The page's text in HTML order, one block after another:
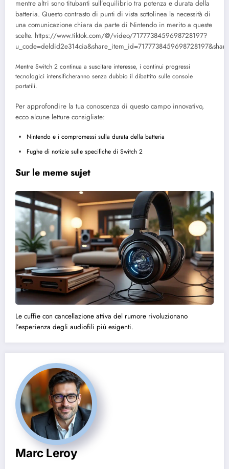
mentre altri sono titubanti sull’equilibrio tra potenza e durata della
batteria. Questo contrasto di punti di vista sottolinea la necessità di
una comunicazione chiara da parte di Nintendo in merito a queste
scelte. https://www.tiktok.com/@/video/7177738459698728197?
Mentre Switch 2 continua a suscitare interesse, i continui progressi
tecnologici intensificheranno senza dubbio il dibattito sulle console
portatili.
Per approfondire la tua conoscenza di questo campo innovativo,
ecco alcune letture consigliate:
Nintendo e i compromessi sulla durata della batteria
Fughe di notizie sulle specifiche di Switch 2
Sur le meme sujet
Le cuffie con cancellazione attiva del rumore rivoluzionano
l’esperienza degli audiofili più esigenti.
Marc Leroy